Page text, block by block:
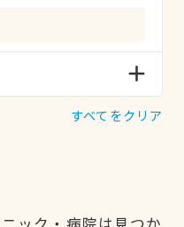
すべてをクリア